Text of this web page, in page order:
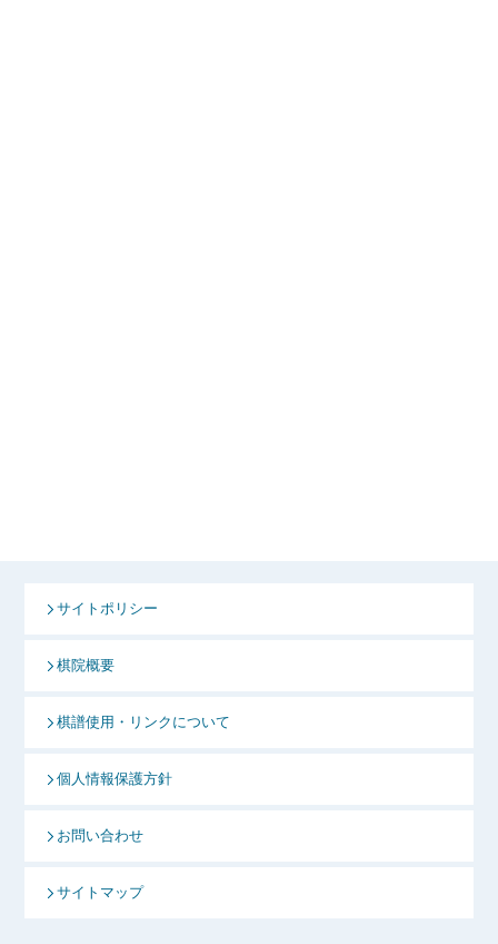
サイトポリシー
棋院概要
棋譜使用・リンクについて
個人情報保護方針
お問い合わせ
サイトマップ